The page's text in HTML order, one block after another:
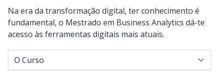
Na era da transformação digital, ter conhecimento é
fundamental, o Mestrado em Business Analytics dá-te
acesso às ferramentas digitais mais atuais.
Navegar para...